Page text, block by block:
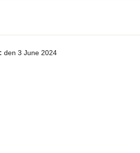
den 3 June 2024